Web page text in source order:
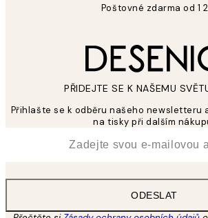
Poštovné zdarma od 1
PŘIDEJTE SE K NAŠEMU
Přihlašte se k odběru našeho newsletteru
na tisky při dalším
ODESLAT